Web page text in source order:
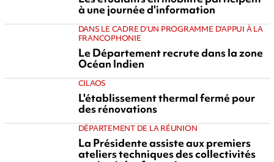
à une journée d'information
DANS LE CADRE D'UN PROGRAMME D'APPUI À LA
FRANCOPHONIE
Le Département recrute dans la zone
Océan Indien
CILAOS
L'établissement thermal fermé pour
des rénovations
DÉPARTEMENT DE LA RÉUNION
La Présidente assiste aux premiers
ateliers techniques des collectivités